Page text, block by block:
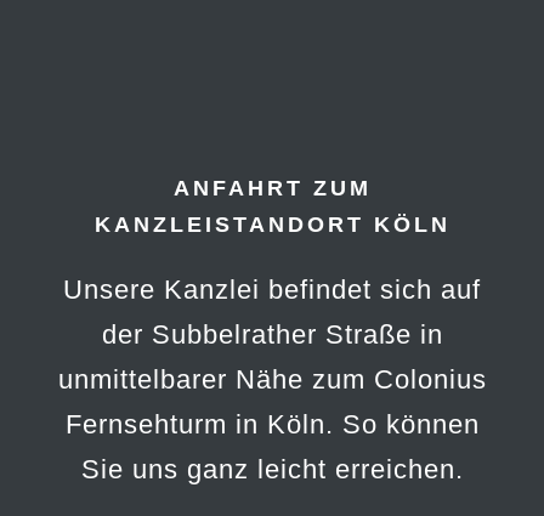
ANFAHRT ZUM
KANZLEISTANDORT KÖLN
Unsere Kanzlei befindet sich auf
der Subbelrather Straße in
unmittelbarer Nähe zum Colonius
Fernsehturm in Köln. So können
Sie uns ganz leicht erreichen.